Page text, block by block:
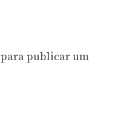
para publicar um